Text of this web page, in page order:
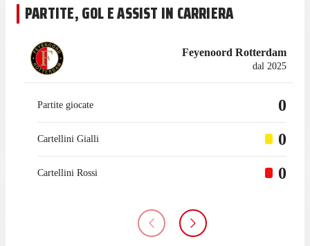
PARTITE, GOL E ASSIST IN CARRIERA
Feyenoord Rotterdam
dal 2025
Partite giocate 0
Cartellini Gialli 0
Cartellini Rossi 0